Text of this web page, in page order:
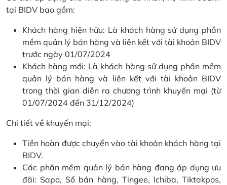
tại BIDV bao gồm:
Khách hàng hiện hữu: Là khách hàng sử dụng phần
mềm quản lý bán hàng và liên kết với tài khoản BIDV
trước ngày 01/07/2024
Khách hàng mới: Là khách hàng sử dụng phần mềm
quản lý bán hàng và liên kết với tài khoản BIDV
trong thời gian diễn ra chương trình khuyến mại (từ
01/07/2024 đến 31/12/2024)
Chi tiết về khuyến mại:
Tiền hoàn được chuyển vào tài khoản khách hàng tại
BIDV.
Các phần mềm quản lý bán hàng đang áp dụng ưu
đãi: Sapo, Sổ bán hàng, Tingee, Ichiba, Tiktakpos,